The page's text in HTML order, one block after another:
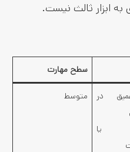
به ابزار ثالث نیست.
سطح مهارت
در
یا
متوسط